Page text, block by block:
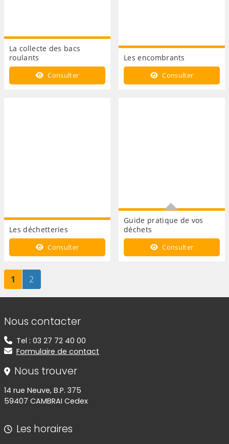
La collecte des bacs
roulants
Consulter
Les encombrants
Consulter
Les déchetteries
Consulter
Guide pratique de vos
déchets
Edition 2018Consulter
Page
1 sur 2Page
2
Informations de contact
Nous contacter
Tel : 03 27 72 40 00
Formulaire de contact
Nous trouver
14 rue Neuve, B.P. 375
59407 CAMBRAI Cedex
Les horaires